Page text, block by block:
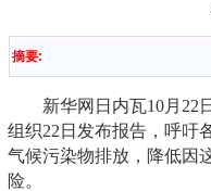
摘要:
新华网日内瓦10月22
组织22日发布报告，呼吁
气候污染物排放，降低因
险。